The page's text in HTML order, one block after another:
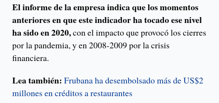
El informe de la empresa indica que los momentos
anteriores en que este indicador ha tocado ese nivel
ha sido en 2020,con el impacto que provocó los cierres
por la pandemia, y en 2008-2009 por la crisis
financiera.
Lea también: Frubana ha desembolsado más de US$2
millones en créditos a restaurantes